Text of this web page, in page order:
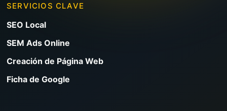
SERVICIOS CLAVE
SEO Local
SEM Ads Online
Creación de Página Web
Ficha de Google